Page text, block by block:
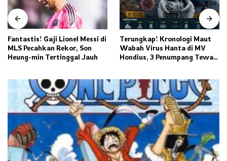
Fantastis! Gaji Lionel Messi di
MLS Pecahkan Rekor, Son
Heung-min Tertinggal Jauh
Terungkap! Kronologi Maut
Wabah Virus Hanta di MV
Hondius, 3 Penumpang Tewas